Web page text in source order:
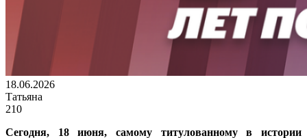
18.06.2026
Татьяна
210
Сегодня, 18 июня, самому титулованному в истории